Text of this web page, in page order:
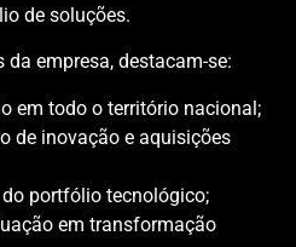
de soluções.
empresa, destacam-se:
em todo o território nacional;
de inovação e aquisições
portfólio tecnológico;
em transformação